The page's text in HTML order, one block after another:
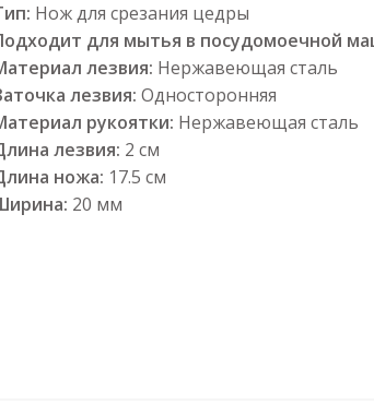
Нож для срезания цедры
для мытья в посудомоечной
лезвия: Нержавеющая сталь
лезвия: Односторонняя
рукоятки: Нержавеющая сталь
лезвия: 2 см
ножа: 17.5 см
20 мм